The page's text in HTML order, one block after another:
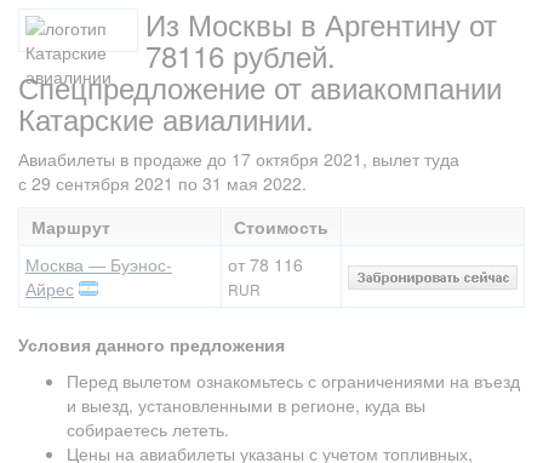
Из Москвы в Аргентину от
78116 рублей.
Спецпредложение от авиакомпании
Катарские авиалинии.
Авиабилеты в продаже до 17 октября 2021, вылет туда
с 29 сентября 2021 по 31 мая 2022.
Маршрут
Стоимость
Москва — Буэнос-
Айрес
от 78 116
RUR
Условия данного предложения
Перед вылетом ознакомьтесь с ограничениями на въезд
и выезд, установленными в регионе, куда вы
собираетесь лететь.
Цены на авиабилеты указаны с учетом топливных,